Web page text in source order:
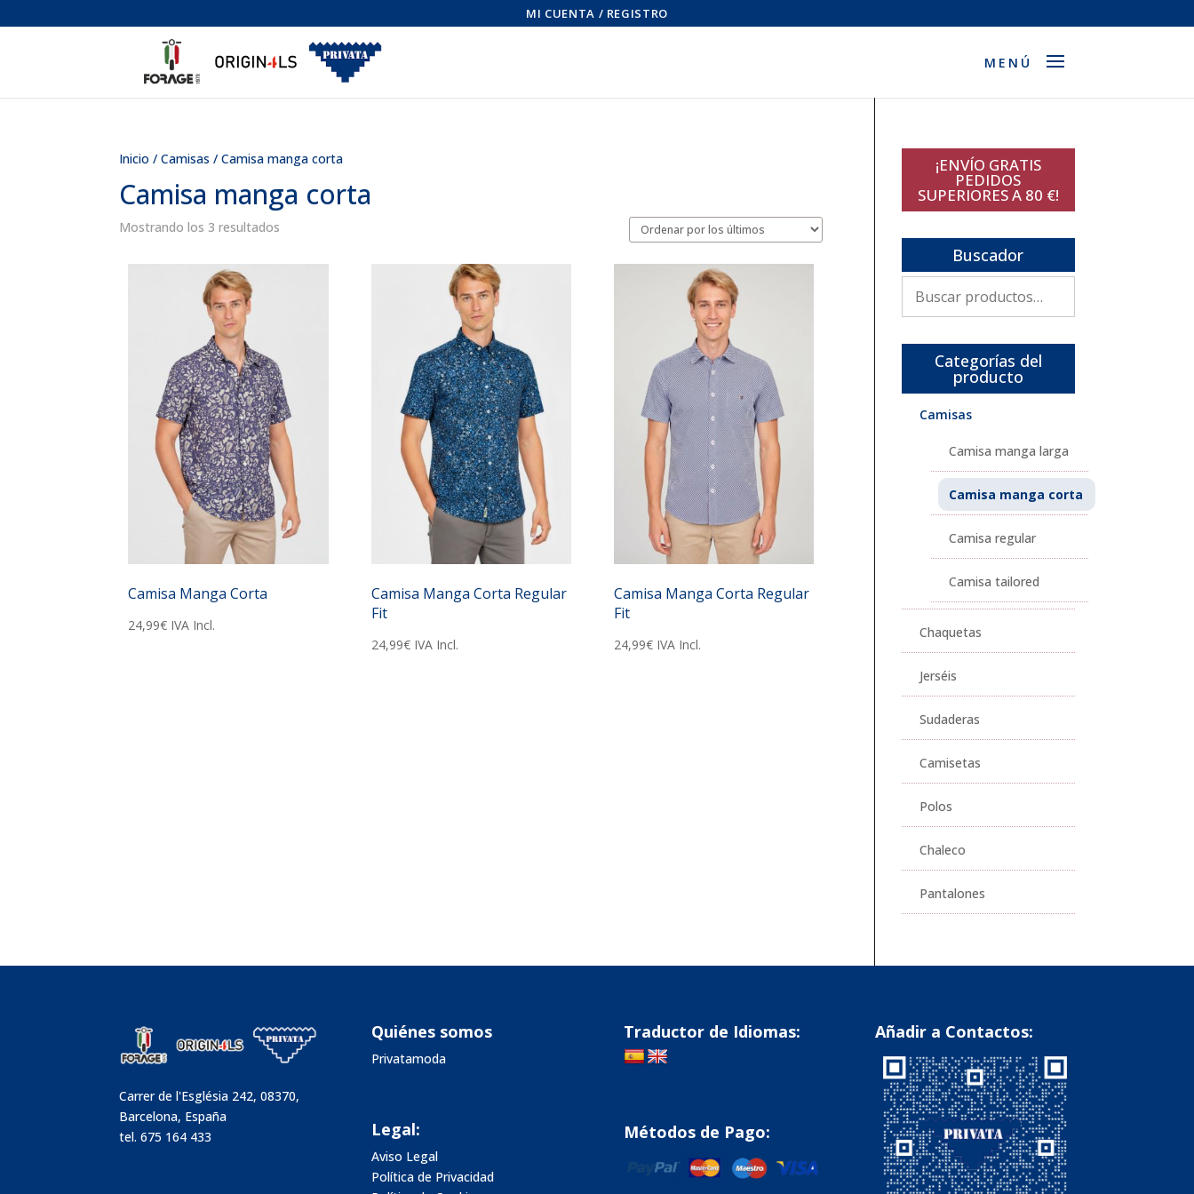
MI CUENTA / REGISTRO
Inicio /Camisas / Camisa manga corta
Camisa manga corta
Mostrando los 3 resultados
los
Camisa Manga Corta
24,99€ IVA Incl.
Camisa Manga Corta Regular
Fit
24,99€ IVA Incl.
Camisa Manga Corta Regular
Fit
24,99€ IVA Incl.
¡ENVÍO GRATIS
PEDIDOS
SUPERIORES A 80 €!
Buscador
por:
Categorías del
producto
Camisas
Camisa manga larga
Camisa manga corta
Camisa regular
Camisa tailored
Chaquetas
Jerséis
Sudaderas
Camisetas
Polos
Chaleco
Pantalones
Carrer de l'Església 242, 08370,
Barcelona, España
tel.675 164 433
Quiénes somos
Privatamoda
Legal:
Aviso Legal
Política de Privacidad
Traductor de Idiomas:
Métodos de Pago:
Añadir a Contactos: